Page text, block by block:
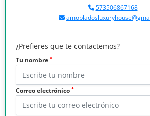
573506867168
¿Prefieres que te contactemos?
Tu nombre *
Correo electrónico *